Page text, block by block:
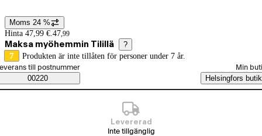
Prisinformation
Moms 24 %
Hinta 47,99 €. 47,99
Maksa myöhemmin Tilillä ?
7 Produkten är inte tillåten för personer under 7 år.
Saatavuustiedot
beställningssätt
till postnummer
00220
Min
Helsingfors butik
Levererad
Inte tillgänglig